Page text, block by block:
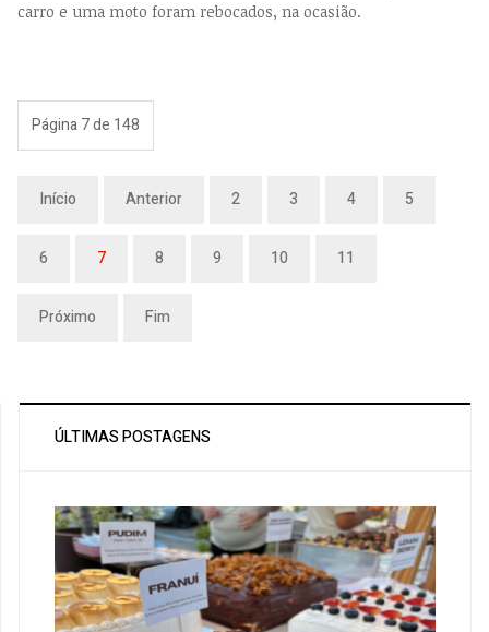
carro e uma moto foram rebocados, na ocasião.
Página 7 de 148
Início Anterior 2 3 4 5
6 7 8 9 10 11
Próximo Fim
ÚLTIMAS POSTAGENS